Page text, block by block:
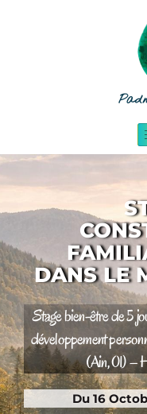
DANS LE
Stage bien-être de 5
développement
(Ain, 01) –
Du 16